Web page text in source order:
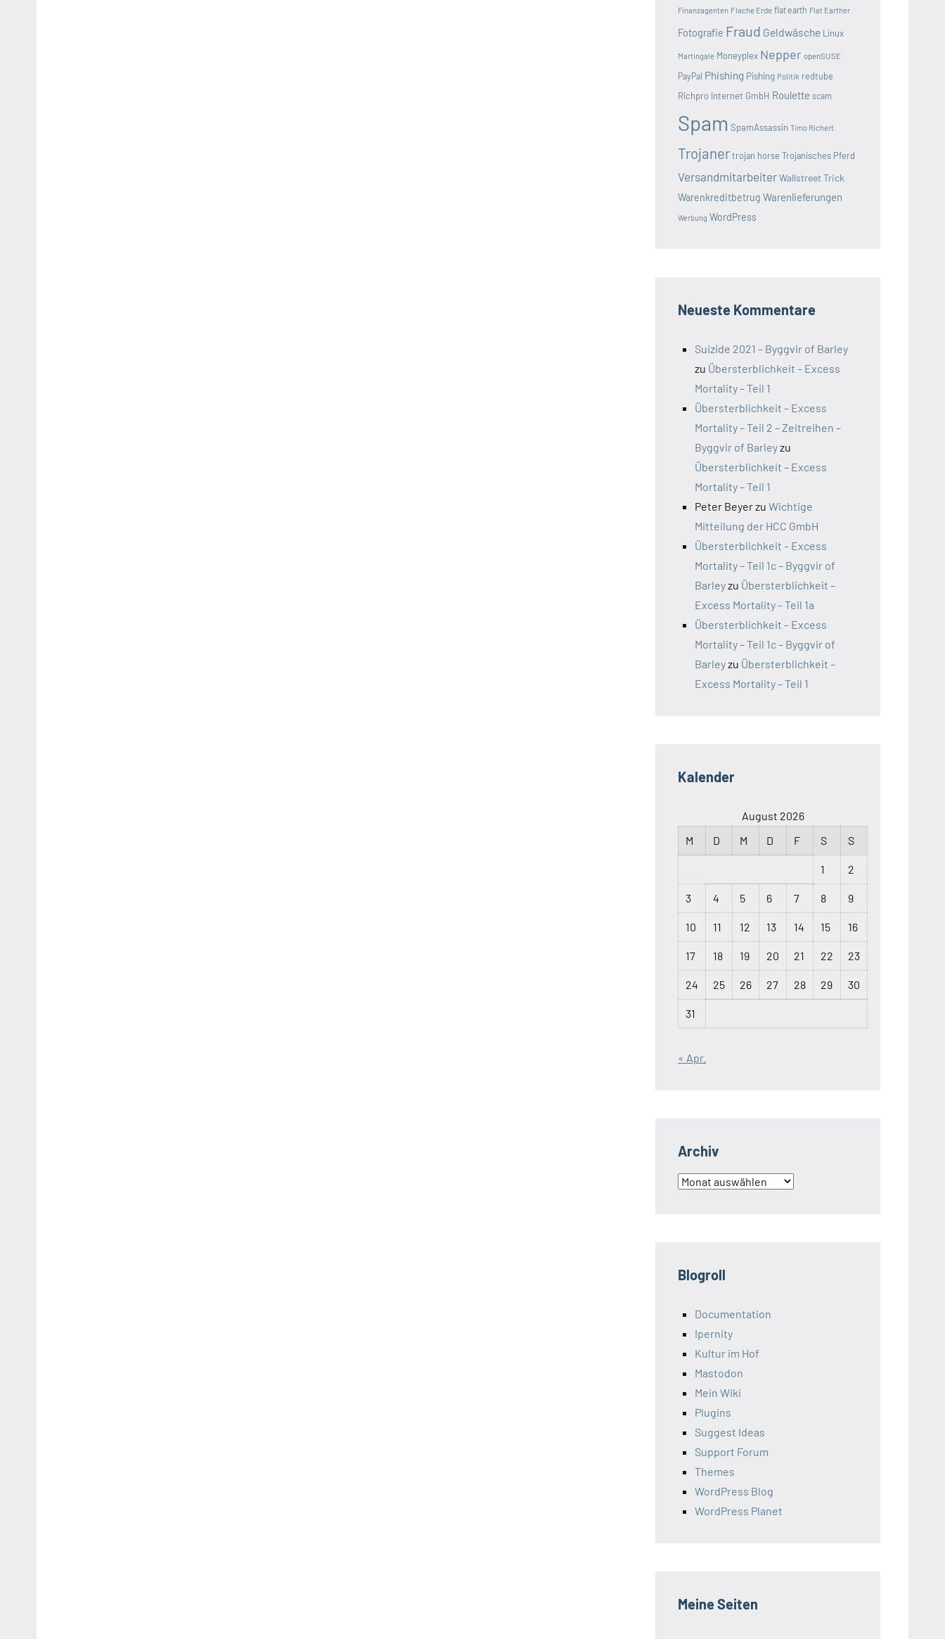
Finanzagenten Flache Erde flat earth Flat Earther
Fotografie Fraud Geldwäsche Linux
Martingale Moneyplex Nepper openSUSE
PayPal Phishing Pishing Politik redtube
Richpro Internet GmbH Roulette scam
Spam SpamAssassin Timo Richert
Trojanertrojan horse Trojanisches Pferd
VersandmitarbeiterWallstreet Trick
Warenkreditbetrug Warenlieferungen
Werbung WordPress
Neueste Kommentare
Suizide 2021 – Byggvir of Barley
zu Übersterblichkeit – Excess
Mortality – Teil 1
Übersterblichkeit – Excess
Mortality – Teil 2 – Zeitreihen –
Byggvir of Barleyzu
Übersterblichkeit – Excess
Mortality – Teil 1
Peter Beyerzu Wichtige
Mitteilung der HCC GmbH
Übersterblichkeit – Excess
Mortality – Teil 1c – Byggvir of
Barleyzu Übersterblichkeit –
Excess Mortality – Teil 1a
Übersterblichkeit – Excess
Mortality – Teil 1c – Byggvir of
Barleyzu Übersterblichkeit –
Excess Mortality – Teil 1
Kalender
August 2026
M
D M D F S S
1 2
3 4 5 6 7 8 9
10 11 12 13 14 15 16
17 18 19 20 21 22 23
24 25 26 27 28 29 30
31
« Apr.
Archiv
Archiv
Blogroll
Documentation
Ipernity
Kultur im Hof
Mastodon
Mein Wiki
Plugins
Suggest Ideas
Support Forum
Themes
WordPress Blog
WordPress Planet
Meine Seiten